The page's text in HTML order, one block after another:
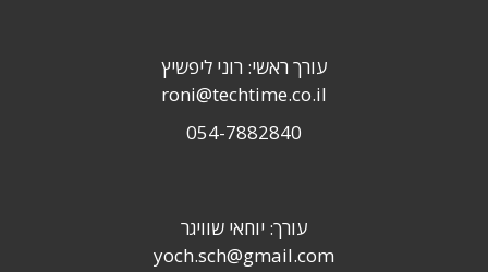
עורך ראשי: רוני ליפשיץ
roni@techtime.co.il
054-7882840
עורך: יוחאי שוויגר
yoch.sch@gmail.com